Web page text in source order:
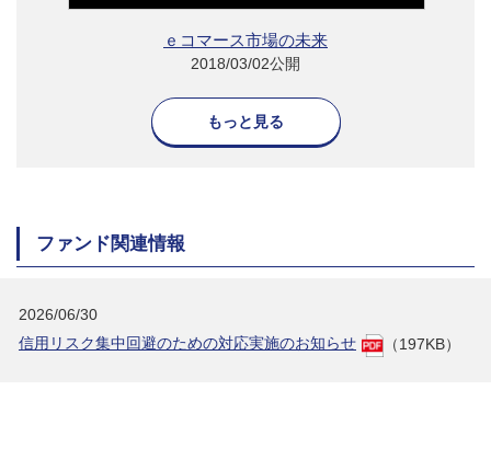
ｅコマース市場の未来
2018/03/02公開
もっと見る
ファンド関連情報
2026/06/30
信用リスク集中回避のための対応実施のお知らせ
（197KB）